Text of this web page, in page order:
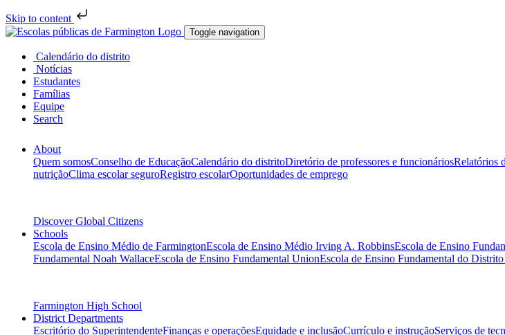
Skip to content
Toggle navigation
Calendário do distrito
Notícias
Estudantes
Famílias
Equipe
Search
About
Quem somosConselho de EducaçãoCalendário do distritoDiretório de professores e funcionáriosRelatórios
nutriçãoClima escolar seguroRegistro escolarOportunidades de emprego
Discover Global Citizens
Schools
Escola de Ensino Médio de FarmingtonEscola de Ensino Médio Irving A. RobbinsEscola de Ensino
Fundamental Noah WallaceEscola de Ensino Fundamental UnionEscola de Ensino Fundamental do Distrito
Farmington High School
District Departments
Escritório do SuperintendenteFinanças e operaçõesEquidade e inclusãoCurrículo e instruçãoServiços de